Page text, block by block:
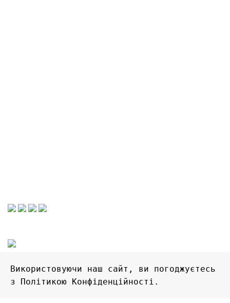
Використовуючи наш сайт, ви погоджуєтесь
з Політикою Конфіденційності.